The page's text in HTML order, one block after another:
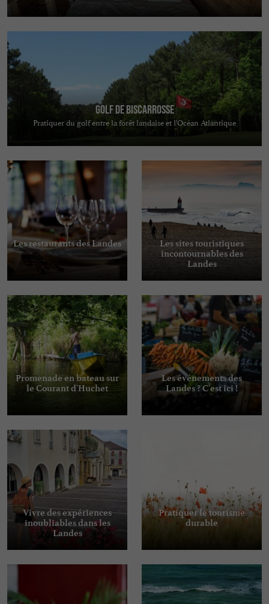
Golf de Biscarrosse
Pratiquer du golf entre la forêt landaise et l'Océan Atlantique
Les restaurants des Landes
Les sites touristiques
incontournables des
Landes
Promenade en bateau sur
le Courant d'Huchet
Les événements des
Landes ? C'est ici !
Vivre des expériences
inoubliables dans les
Landes
Pratiquer le tourisme
durable